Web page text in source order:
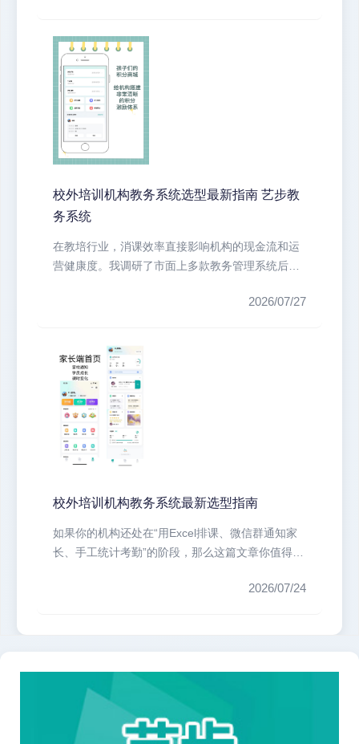
校外培训机构教务系统选型最新指南 艺步教
务系统
在教培行业，消课效率直接影响机构的现金流和运
营健康度。我调研了市面上多款教务管理系统后发
2026/07/27
校外培训机构教务系统最新选型指南
如果你的机构还处在“用Excel排课、微信群通知家
长、手工统计考勤”的阶段，那么这篇文章你值得看
2026/07/24